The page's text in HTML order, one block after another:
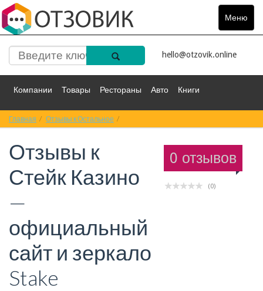
Меню
Toggle
hello@otzovik.online
Компании Товары Рестораны Авто Книги
Спорт Фильмы Деньги
Красота Здоровье
Главная Отзывы к Остальное
0 отзывов
(0)
Отзывы к
Стейк Казино
—
официальный
сайт и зеркало
Stake